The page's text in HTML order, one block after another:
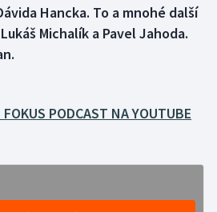
Hancka. To a mnohé další
Michalík a Pavel Jahoda.
PODCAST NA YOUTUBE